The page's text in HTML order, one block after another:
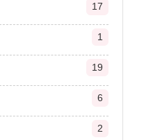
17
1
19
6
2